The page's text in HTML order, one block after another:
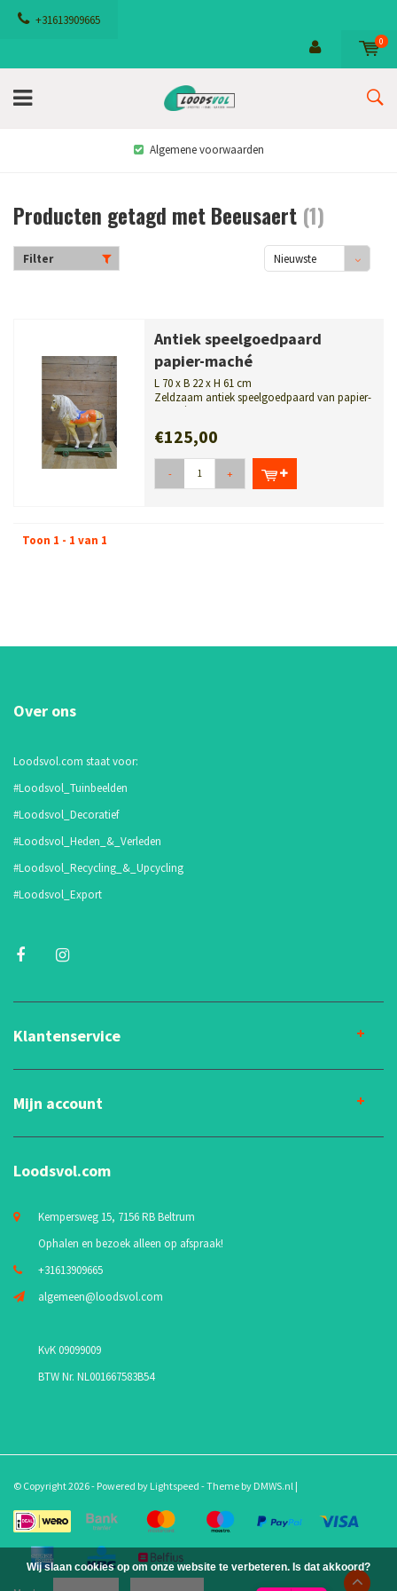
+31613909665
0
Algemene voorwaarden
Producten getagd met Beeusaert (1)
Filter
Nieuwste
Antiek speelgoedpaard
papier-maché
L 70 x B 22 x H 61 cm
Zeldzaam antiek speelgoedpaard van papier-
maché van Beeusaert uit Deinze. Au...
€125,00
- +
Toon 1 - 1 van 1
Over ons
Loodsvol.com staat voor:
#Loodsvol_Tuinbeelden
#Loodsvol_Decoratief
#Loodsvol_Heden_&_Verleden
#Loodsvol_Recycling_&_Upcycling
#Loodsvol_Export
Klantenservice
Mijn account
Loodsvol.com
Kempersweg 15, 7156 RB Beltrum
Ophalen en bezoek alleen op afspraak!
+31613909665
algemeen@loodsvol.com
KvK 09099009
BTW Nr. NL001667583B54
© Copyright 2026 - Powered by Lightspeed - Theme by DMWS.nl |
Wij slaan cookies op om onze website te verbeteren. Is dat akkoord?